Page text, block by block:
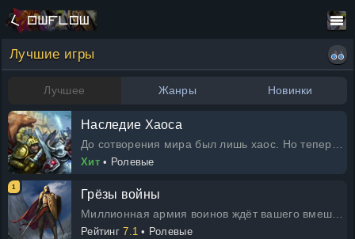
Лучшие игры
Лучшее Жанры Новинки
Наследие Хаоса
Хит• Ролевые
1 Грёзы войны
Рейтинг7.1 • Ролевые